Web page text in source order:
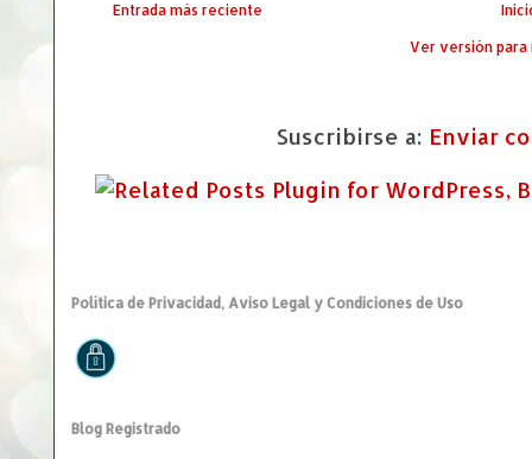
Entrada más reciente
Ver versión
Suscribirse a: Enviar
Política de Privacidad, Aviso Legal y Condiciones de Uso
Blog Registrado